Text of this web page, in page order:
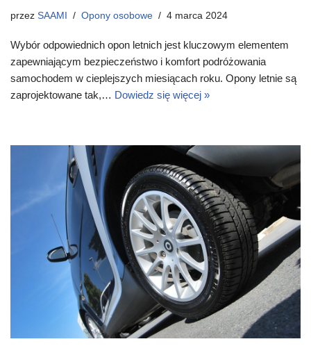
przez SAAMI Opony osobowe 4 marca 2024
Wybór odpowiednich opon letnich jest kluczowym elementem
zapewniającym bezpieczeństwo i komfort podróżowania
samochodem w cieplejszych miesiącach roku. Opony letnie są
zaprojektowane tak,… Dowiedz się więcej »